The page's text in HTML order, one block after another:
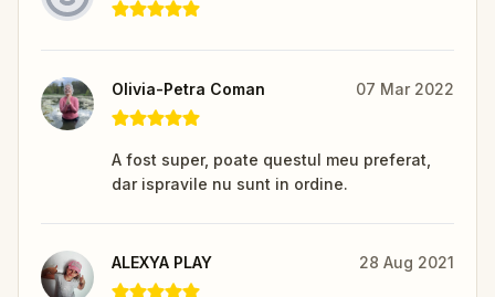
Olivia-Petra Coman 07 Mar 2022
A fost super, poate questul meu preferat,
dar ispravile nu sunt in ordine.
ALEXYA PLAY 28 Aug 2021